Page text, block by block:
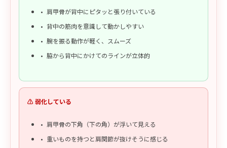
肩甲骨が背中にピタッと張り付いている
背中の筋肉を意識して動かしやすい
腕を振る動作が軽く、スムーズ
脇から背中にかけてのラインが立体的
⚠️ 弱化している
肩甲骨の下角（下の角）が浮いて見える
重いものを持つと肩関節が抜けそうに感じる